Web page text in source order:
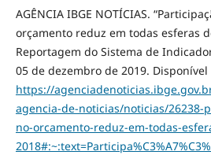
AGÊNCIA IBGE NOTÍCIAS.
orçamento reduz em todas esferas
Reportagem do Sistema de
05 de dezembro de 2019. Disponível
https://
agencia-de-noticias/noticias/26238-
no-orcamento-reduz-em-todas-